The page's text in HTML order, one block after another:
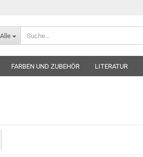
Alle
FARBEN UND ZUBEHÖR LITERATUR